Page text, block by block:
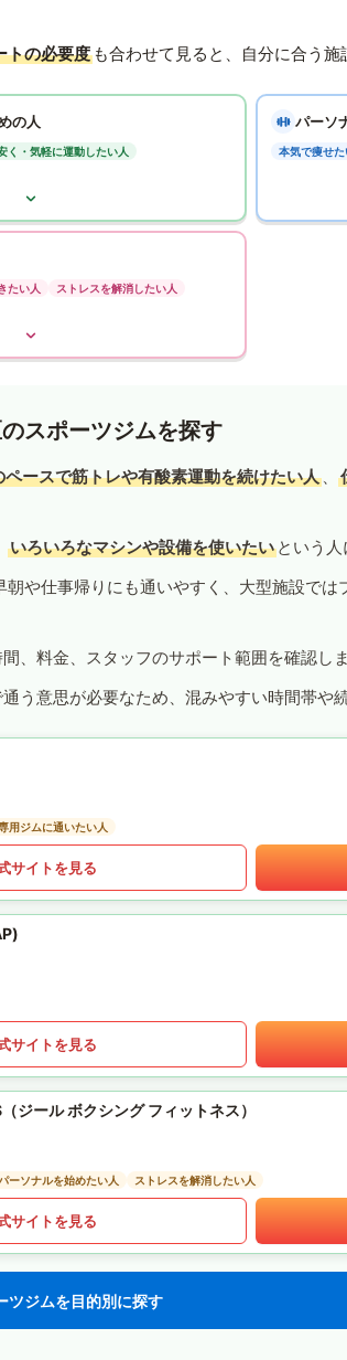
トの必要度 も合わせて見ると、自分に合う施
の人
く・気軽に運動したい人
パーソ
本気で痩せた
たい人 ストレスを解消したい人
スポーツジムを探す
ペースで筋トレや有酸素運動を続けたい人 、
いろいろなマシンや設備を使いたい という人
や仕事帰りにも通いやすく、大型施設で
、料金、スタッフのサポート範囲を確認しま
う意思が必要なため、混みやすい時間帯や
用ジムに通いたい人
サイトを見る
サイトを見る
ジール ボクシング フィットネス）
ーソナルを始めたい人 ストレスを解消したい人
サイトを見る
ツジムを目的別に探す